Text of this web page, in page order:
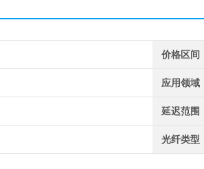
价格区间
应用领域
延迟范围
光纤类型